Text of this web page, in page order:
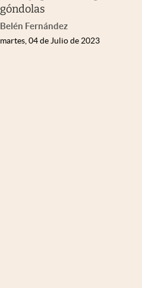
góndolas
Belén Fernández
martes, 04 de Julio de 2023